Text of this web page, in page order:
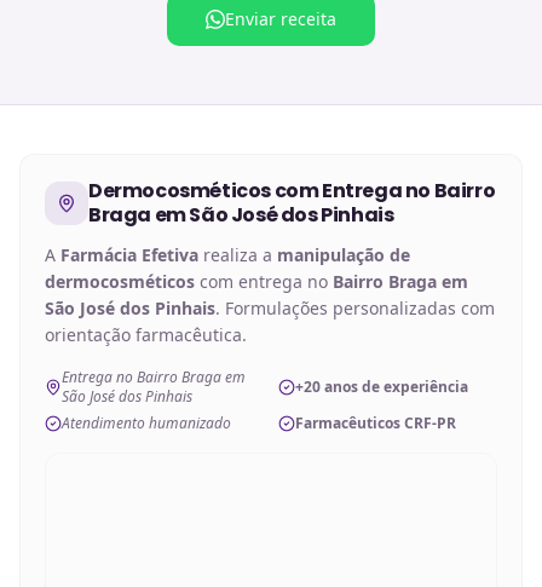
Enviar receita
Dermocosméticoscom Entrega no Bairro
Braga em São José dos Pinhais
A Farmácia Efetiva realiza a manipulação de
dermocosméticos com entrega no Bairro Braga em
São José dos Pinhais. Formulações personalizadas com
orientação farmacêutica.
Entrega no Bairro Braga em
São José dos Pinhais
+20 anos de experiência
Atendimento humanizado
Farmacêuticos CRF-PR